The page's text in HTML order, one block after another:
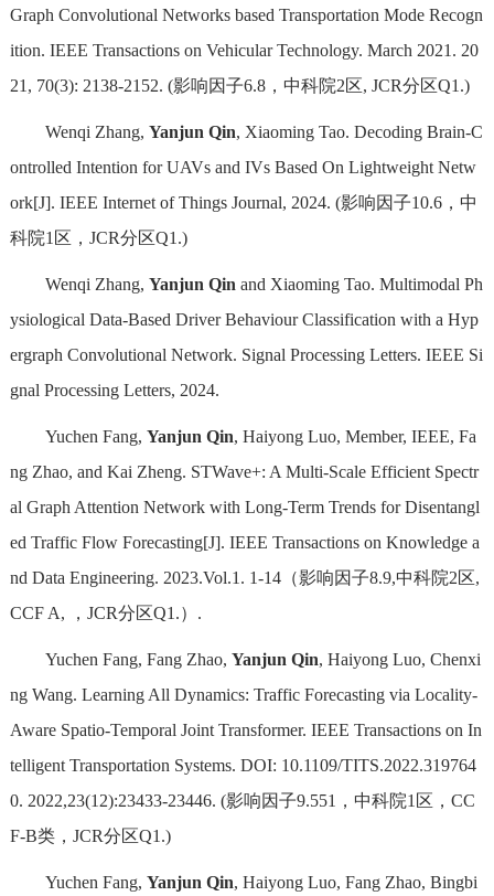
Graph Convolutional Networks based Transportation Mode Recogn
ition. IEEE Transactions on Vehicular Technology. March 2021. 20
21, 70(3): 2138-2152. (影响因子6.8，中科院2区, JCR分区Q1.)
Wenqi Zhang, Yanjun Qin, Xiaoming Tao. Decoding Brain-C
ontrolled Intention for UAVs and IVs Based On Lightweight Netw
ork[J]. IEEE Internet of Things Journal, 2024. (影响因子10.6，中
科院1区，JCR分区Q1.)
Wenqi Zhang, Yanjun Qin and Xiaoming Tao. Multimodal Ph
ysiological Data-Based Driver Behaviour Classification with a Hyp
ergraph Convolutional Network. Signal Processing Letters. IEEE Si
gnal Processing Letters, 2024.
Yuchen Fang, Yanjun Qin, Haiyong Luo, Member, IEEE, Fa
ng Zhao, and Kai Zheng. STWave+: A Multi-Scale Efficient Spectr
al Graph Attention Network with Long-Term Trends for Disentangl
ed Traffic Flow Forecasting[J]. IEEE Transactions on Knowledge a
nd Data Engineering. 2023.Vol.1. 1-14（影响因子8.9,中科院2区,
CCF A, ，JCR分区Q1.）.
Yuchen Fang, Fang Zhao, Yanjun Qin, Haiyong Luo, Chenxi
ng Wang. Learning All Dynamics: Traffic Forecasting via Locality-
Aware Spatio-Temporal Joint Transformer. IEEE Transactions on In
telligent Transportation Systems. DOI: 10.1109/TITS.2022.319764
0. 2022,23(12):23433-23446. (影响因子9.551，中科院1区，CC
F-B类，JCR分区Q1.)
Yuchen Fang, Yanjun Qin, Haiyong Luo, Fang Zhao, Bingbi